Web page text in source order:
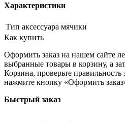
Характеристики
Тип аксессуара мячики
Как купить
Оформить заказ на нашем сайте
выбранные товары в корзину, а
Корзина, проверьте
нажмите кнопку «Оформить
Быстрый заказ